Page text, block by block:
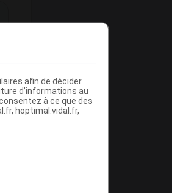
afin de décider
d’informations au
à ce que des
hoptimal.vidal.fr,